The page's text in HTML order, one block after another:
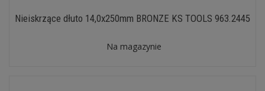
Nieiskrzące dłuto 14,0x250mm BRONZE KS TOOLS 963.2445
Na magazynie